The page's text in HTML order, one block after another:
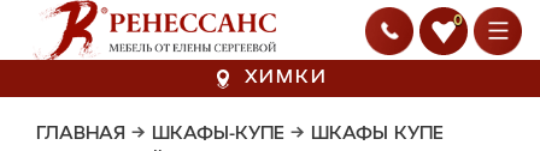
0
ХИМКИ
ГЛАВНАЯ → ШКАФЫ-КУПЕ → ШКАФЫ КУПЕ